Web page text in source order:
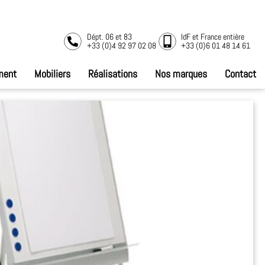
Dépt. 06 et 83
+33 (0)4 92 97 02 08
IdF et France entière
+33 (0)6 01 48 14 61
Mobiliers Réalisations Nos marques Contact